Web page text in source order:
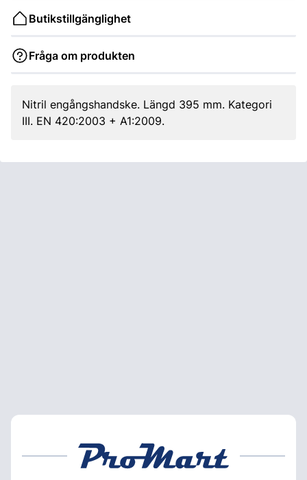
Butikstillgänglighet
Fråga om produkten
Nitril engångshandske. Längd 395 mm. Kategori
III. EN 420:2003 + A1:2009.